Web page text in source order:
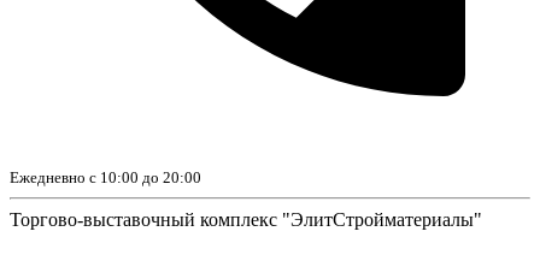
Ежедневно с 10:00 до 20:00
Торгово-выставочный комплекс "ЭлитСтройматериалы"